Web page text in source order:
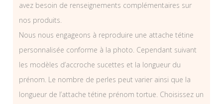
avez besoin de renseignements complémentaires sur
nos produits.
Nous nous engageons à reproduire une attache tétine
personnalisée conforme à la photo. Cependant suivant
les modèles d’accroche sucettes et la longueur du
prénom. Le nombre de perles peut varier ainsi que la
longueur de l’attache tétine prénom tortue. Choisissez un